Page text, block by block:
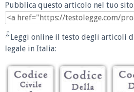
Pubblica questo articolo nel tuo sito:
Leggi online il testo degli articoli
legale in Italia: